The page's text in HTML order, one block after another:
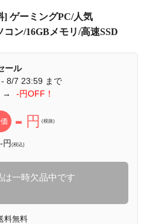
] ゲーミングPC/人気
ン/16GBメモリ/高速SSD
ール
8/7 23:59 まで
→ -円OFF！
- 円 (税抜)
-円(税込)
は一時欠品中です
料無料